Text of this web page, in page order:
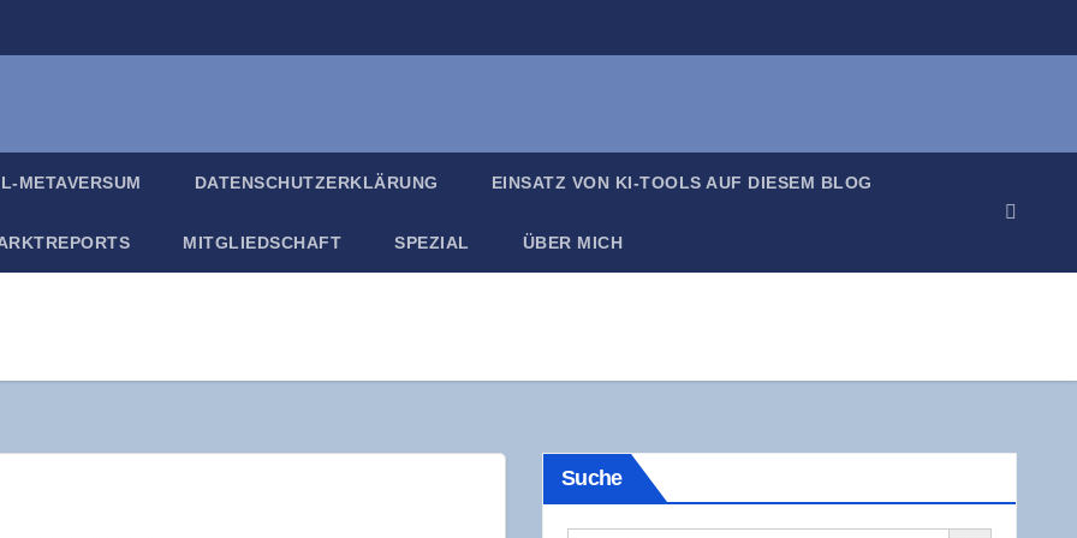
META­VER­SUM DATEN­SCHUTZ­ER­KLÄ­RUNG EIN­SATZ VON KI-TOOLS AUF DIE­SEM BLOG
MIT­GLIED­SCHAFT SPE­ZI­AL ÜBER MICH
Suche
Search Button